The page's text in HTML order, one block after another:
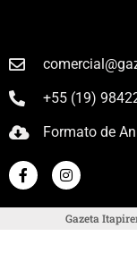
+55 (19)
Formato de
Gazeta